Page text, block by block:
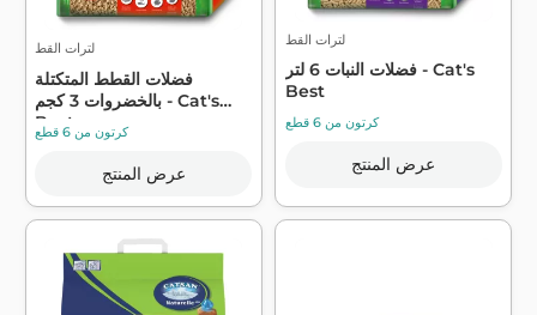
لترات القط
فضلات القطط المتكتلة
بالخضروات 3 كجم - Cat's
Bestكرتون من 6 قطع
عرض المنتج
لترات القط
فضلات النبات 6 لتر - Cat's
Best
كرتون من 6 قطع
عرض المنتج